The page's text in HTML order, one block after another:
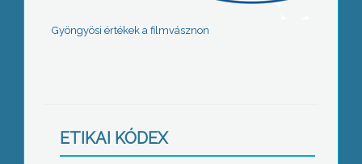
Gyöngyösi értékek a filmvásznon
ETIKAI KÓDEX